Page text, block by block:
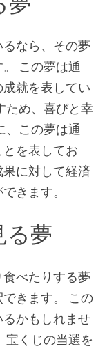
なら、その夢
この夢は通
就を表してい
ため、喜びと幸
、この夢は通
を表してお
に対して経済
きます。
る夢
べたりする夢
きます。 この
かもしれませ
宝くじの当選を